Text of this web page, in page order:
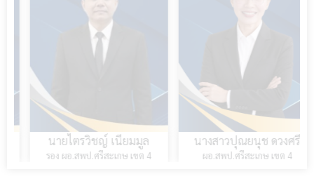
นายไตรวิชญ์ เนียมมูล
รอง ผอ.สพป.ศรีสะเกษ เขต 4
นางสาวปุณยนุช ดวงศรี
ผอ.สพป.ศรีสะเกษ เขต 4